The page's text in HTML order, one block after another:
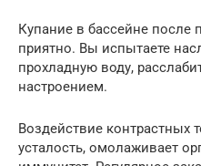
Купание в бассейне после
приятно. Вы испытаете
прохладную воду,
настроением.
Воздействие контрастных
усталость, омолаживает